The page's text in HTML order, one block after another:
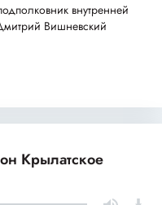
внутренней
Вишневский
Крылатское